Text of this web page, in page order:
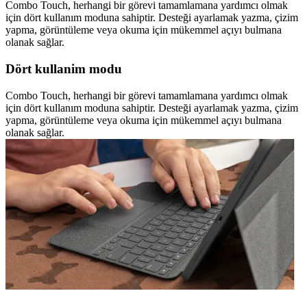
Combo Touch, herhangi bir görevi tamamlamana yardımcı olmak
için dört kullanım moduna sahiptir. Desteği ayarlamak yazma, çizim
yapma, görüntüleme veya okuma için mükemmel açıyı bulmana
olanak sağlar.
Dört kullanim modu
Combo Touch, herhangi bir görevi tamamlamana yardımcı olmak
için dört kullanım moduna sahiptir. Desteği ayarlamak yazma, çizim
yapma, görüntüleme veya okuma için mükemmel açıyı bulmana
olanak sağlar.